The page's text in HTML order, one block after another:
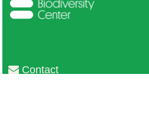
Contact